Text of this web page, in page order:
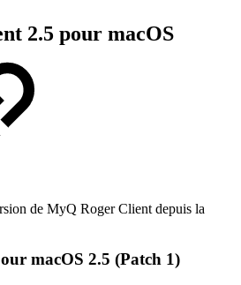
2.5 pour macOS
de MyQ Roger Client depuis la
macOS 2.5 (Patch 1)